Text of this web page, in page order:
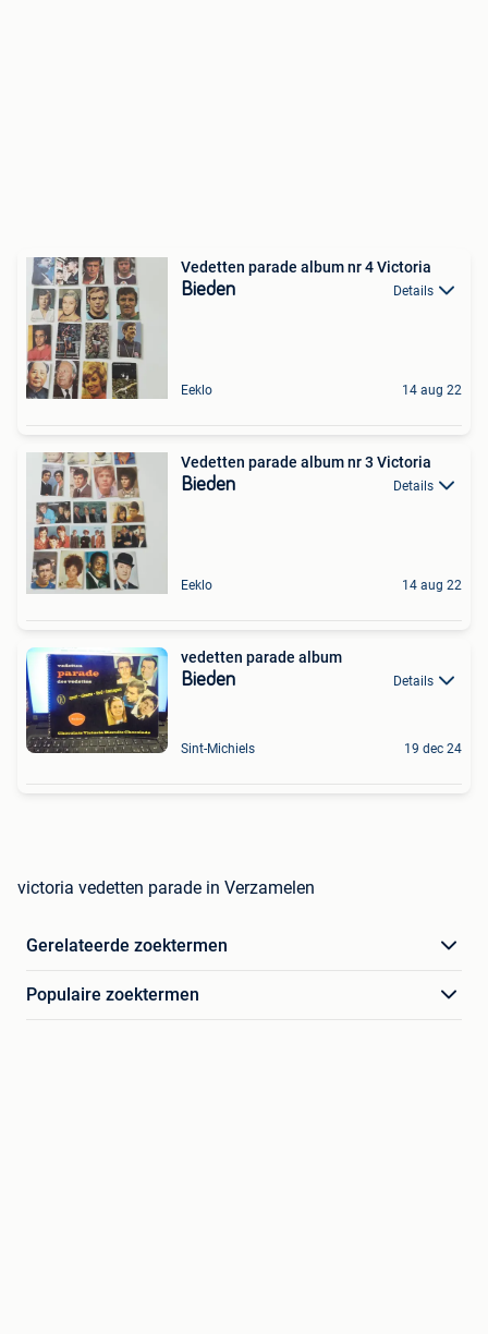
Vedetten parade album nr 4 Victoria
Bieden Details
Eeklo 14 aug 22
Vedetten parade album nr 3 Victoria
Bieden Details
Eeklo 14 aug 22
vedetten parade album
Bieden Details
Sint-Michiels 19 dec 24
victoria vedetten parade in Verzamelen
Gerelateerde zoektermen
Populaire zoektermen